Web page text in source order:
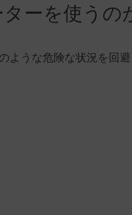
ーを使うの
ような危険な状況を回